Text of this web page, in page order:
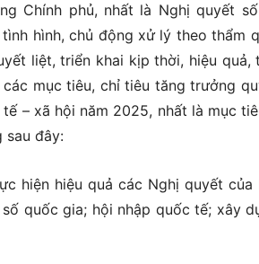
Chính phủ, nhất là Nghị quyết
tình hình, chủ động xử lý theo thẩm
liệt, triển khai kịp thời, hiệu
mục tiêu, chỉ tiêu tăng trưởng
– xã hội năm 2025, nhất là mục
sau đây:
hiện hiệu quả các Nghị quyết
quốc gia; hội nhập quốc tế; xây